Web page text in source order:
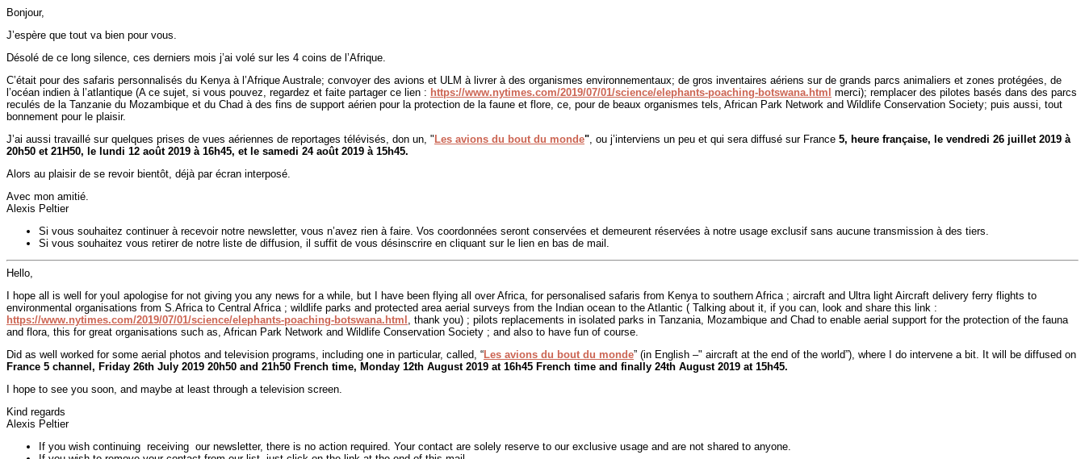
Bonjour,
J’espère que tout va bien pour vous.
Désolé de ce long silence, ces derniers mois j’ai volé sur les 4 coins de l’Afrique.
C’était pour des safaris personnalisés du Kenya à l’Afrique Australe; convoyer des avions et ULM à livrer à des organismes environnementaux; de gros inventaires aériens sur de grands parcs animaliers et zones protégées, de
l’océan indien à l’atlantique (A ce sujet, si vous pouvez, regardez et faite partager ce lien : https://www.nytimes.com/2019/07/01/science/elephants-poaching-botswana.html merci); remplacer des pilotes basés dans des parcs
reculés de la Tanzanie du Mozambique et du Chad à des fins de support aérien pour la protection de la faune et flore, ce, pour de beaux organismes tels, African Park Network and Wildlife Conservation Society; puis aussi, tout
bonnement pour le plaisir.
J’ai aussi travaillé sur quelques prises de vues aériennes de reportages télévisés, don un, " Les avions du bout du monde", ou j’interviens un peu et qui sera diffusé sur France 5, heure française, le vendredi 26 juillet 2019 à
20h50 et 21H50, le lundi 12 août 2019 à 16h45, et le samedi 24 août 2019 à 15h45.
Alors au plaisir de se revoir bientôt, déjà par écran interposé.
Avec mon amitié.
Alexis Peltier
Si vous souhaitez continuer à recevoir notre newsletter, vous n’avez rien à faire. Vos coordonnées seront conservées et demeurent réservées à notre usage exclusif sans aucune transmission à des tiers.
Si vous souhaitez vous retirer de notre liste de diffusion, il suffit de vous désinscrire en cliquant sur le lien en bas de mail.
Hello,
I hope all is well for youI apologise for not giving you any news for a while, but I have been flying all over Africa, for personalised safaris from Kenya to southern Africa ; aircraft and Ultra light Aircraft delivery ferry flights to
environmental organisations from S.Africa to Central Africa ; wildlife parks and protected area aerial surveys from the Indian ocean to the Atlantic ( Talking about it, if you can, look and share this link :
https://www.nytimes.com/2019/07/01/science/elephants-poaching-botswana.html , thank you) ; pilots replacements in isolated parks in Tanzania, Mozambique and Chad to enable aerial support for the protection of the fauna
and flora, this for great organisations such as, African Park Network and Wildlife Conservation Society ; and also to have fun of course.
Did as well worked for some aerial photos and television programs, including one in particular, called, “Les avions du bout du monde” (in English –" aircraft at the end of the world”), where I do intervene a bit. It will be diffused on
France 5 channel, Friday 26th July 2019 20h50 and 21h50 French time, Monday 12th August 2019 at 16h45 French time and finally 24th August 2019 at 15h45.
I hope to see you soon, and maybe at least through a television screen.
Kind regards
Alexis Peltier
If you wish continuing receiving our newsletter, there is no action required. Your contact are solely reserve to our exclusive usage and are not shared to anyone.